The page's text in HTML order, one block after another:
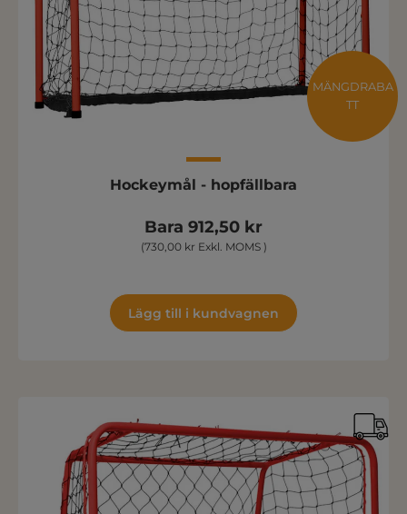
MÄNGDRABA
TT
Hockeymål - hopfällbara
Bara 912,50 kr
(730,00 kr Exkl. MOMS )
Lägg till i kundvagnen